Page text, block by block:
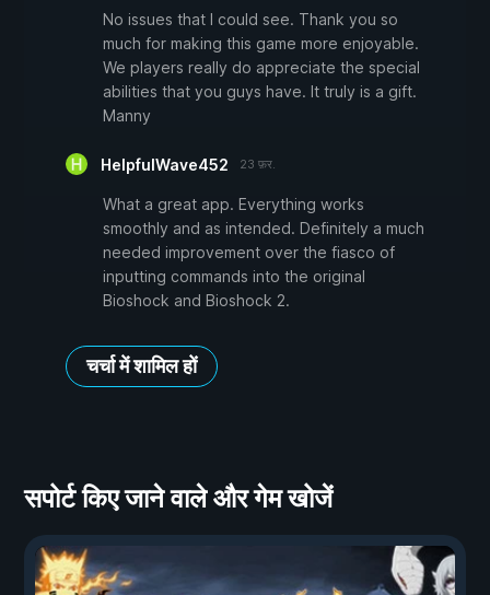
No issues that I could see. Thank you so
much for making this game more enjoyable.
We players really do appreciate the special
abilities that you guys have. It truly is a gift.
Manny
HelpfulWave452 23 फ़र.
What a great app. Everything works
smoothly and as intended. Definitely a much
needed improvement over the fiasco of
inputting commands into the original
Bioshock and Bioshock 2.
चर्चा में शामिल हों
सपोर्ट किए जाने वाले और गेम खोजें